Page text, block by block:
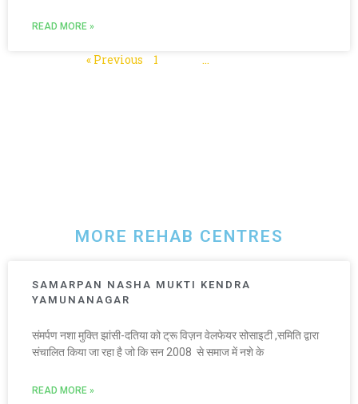
READ MORE »
« Previous 1 …
MORE REHAB CENTRES
SAMARPAN NASHA MUKTI KENDRA
YAMUNANAGAR
संमर्पण नशा मुक्ति झांसी-दतिया को ट्रू विज़न वेलफेयर सोसाइटी ,समिति द्वारा
संचालित किया जा रहा है जो कि सन 2008 से समाज में नशे के
READ MORE »